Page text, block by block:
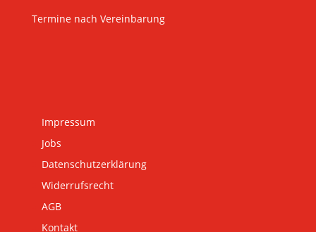
Termine nach Vereinbarung
Impressum
Jobs
Datenschutzerklärung
Widerrufsrecht
AGB
Kontakt